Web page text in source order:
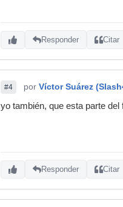
Responder Citar
#4 por Víctor Suárez
yo también, que esta parte
Responder Citar